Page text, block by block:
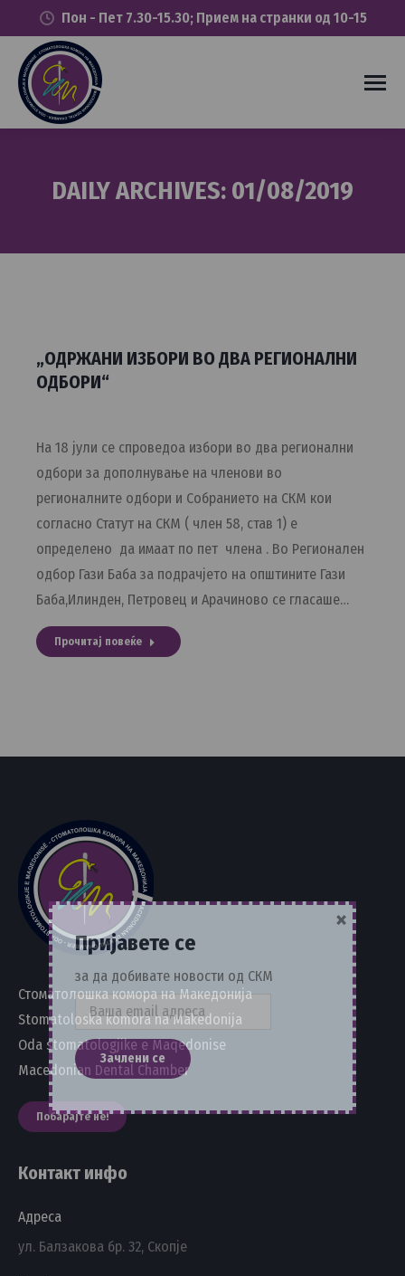
Пон - Пет 7.30-15.30; Прием на странки од 10-15
DAILY ARCHIVES: 01/08/2019
„ОДРЖАНИ ИЗБОРИ ВО ДВА РЕГИОНАЛНИ
ОДБОРИ“
На 18 јули се спроведоа избори во два регионални
одбори за дополнување на членови во
регионалните одбори и Собранието на СКМ кои
согласно Статут на СКМ ( член 58, став 1) е
определено да имаат по пет члена . Во Регионален
одбор Гази Баба за подрачјето на општините Гази
Баба,Илинден, Петровец и Арачиново се гласаше…
Прочитај повеќе
Стоматолошка комора на Македонија
Stomatoloska komora na Makedonija
Oda stomatologjike e Maqedonise
Macedonian Dental Chamber
Побарајте не!
Контакт инфо
Адреса
ул. Балзакова бр. 32, Скопје
Пријавете се
за да добивате новости од СКМ
×